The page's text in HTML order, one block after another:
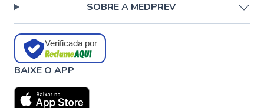
SOBRE A MEDPREV
Verificada por
BAIXE O APP